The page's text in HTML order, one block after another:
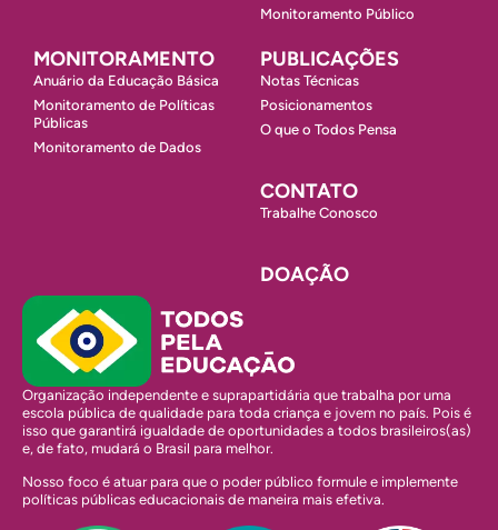
Monitoramento Público
MONITORAMENTO
Anuário da Educação Básica
Monitoramento de Políticas
Públicas
Monitoramento de Dados
PUBLICAÇÕES
Notas Técnicas
Posicionamentos
O que o Todos Pensa
CONTATO
Trabalhe Conosco
DOAÇÃO
Organização independente e suprapartidária que trabalha por uma
escola pública de qualidade para toda criança e jovem no país. Pois é
isso que garantirá igualdade de oportunidades a todos brasileiros(as)
e, de fato, mudará o Brasil para melhor.
Nosso foco é atuar para que o poder público formule e implemente
políticas públicas educacionais de maneira mais efetiva.